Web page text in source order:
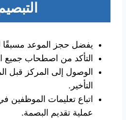
يفضل حجز الموعد مسبقًا
التأكد من اصطحاب جميع
الوصول إلى المركز قبل
التأخير.
اتباع تعليمات الموظفين
عملية تقديم البصمة.